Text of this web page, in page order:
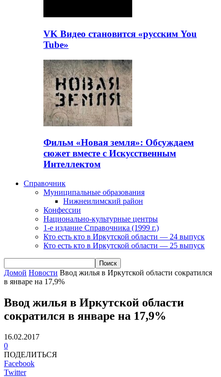
VK Видео становится «русским You
Tube»
Фильм «Новая земля»: Обсуждаем
сюжет вместе с Искусственным
Интеллектом
Справочник
Муниципальные образования
Нижнеилимский район
Конфессии
Национально-культурные центры
1-е издание Справочника (1999 г.)
Кто есть кто в Иркутской области — 24 выпуск
Кто есть кто в Иркутской области — 25 выпуск
Домой Новости Ввод жилья в Иркутской области сократился
в январе на 17,9%
Ввод жилья в Иркутской области
сократился в январе на 17,9%
16.02.2017
0
ПОДЕЛИТЬСЯ
Facebook
Twitter